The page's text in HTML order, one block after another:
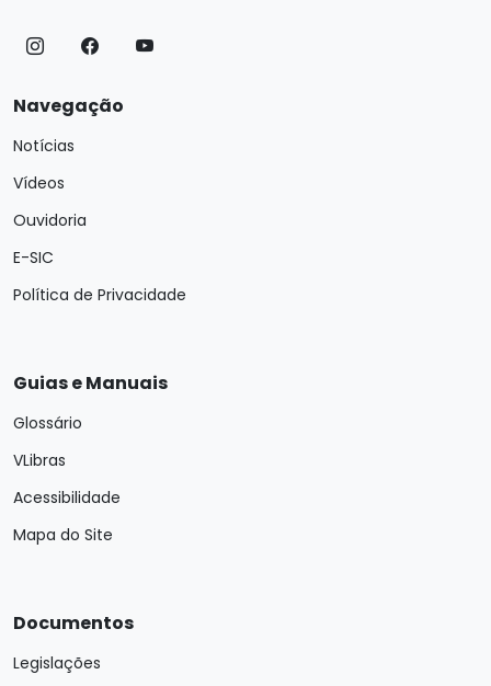
Navegação
Notícias
Vídeos
Ouvidoria
E-SIC
Política de Privacidade
Guias e Manuais
Glossário
VLibras
Acessibilidade
Mapa do Site
Documentos
Legislações